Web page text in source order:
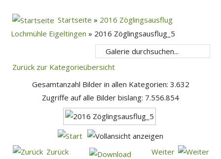
Startseite » 2016 Zöglingsausflug
Lochmühle Eigeltingen » 2016 Zöglingsausflug_5
Zurück zur Kategorieübersicht
Gesamtanzahl Bilder in allen Kategorien: 3.632
Zugriffe auf alle Bilder bislang: 7.556.854
Zurück
Weiter